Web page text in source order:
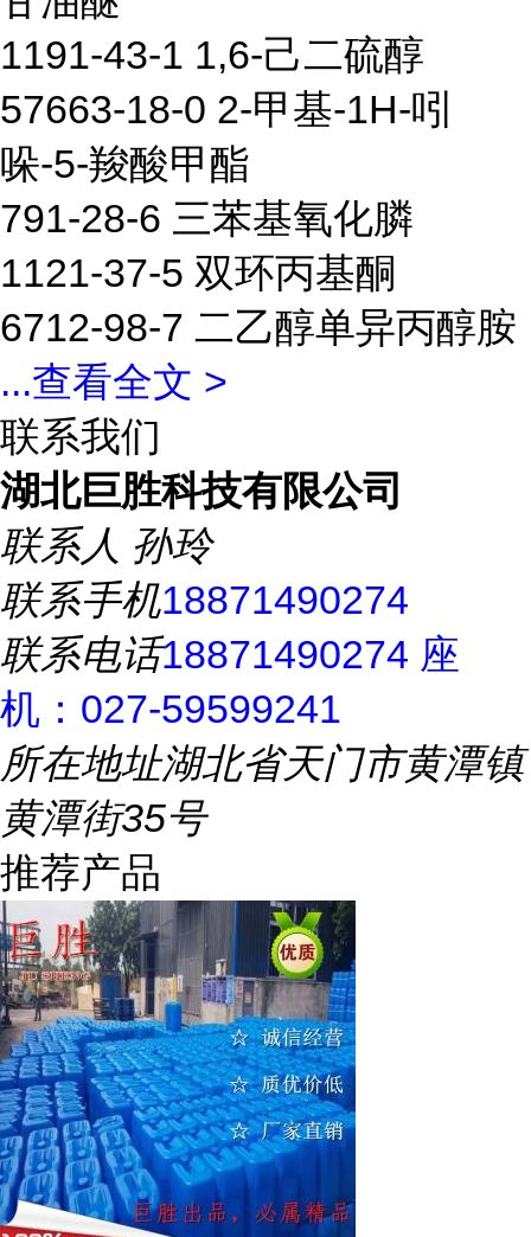
1191-43-1 1,6-己二硫醇
57663-18-0 2-甲基-1H-吲
哚-5-羧酸甲酯
791-28-6 三苯基氧化膦
1121-37-5 双环丙基酮
6712-98-7 二乙醇单异丙醇胺
...查看全文 >
联系我们
湖北巨胜科技有限公司
联系人 孙玲
联系手机18871490274
联系电话18871490274 座
机：027-59599241
所在地址湖北省天门市黄潭镇
黄潭街35号
推荐产品